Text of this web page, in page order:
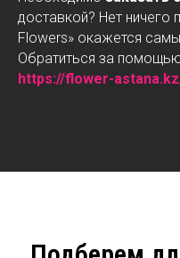
доставкой? Нет ничего
Flowers» окажется
Обратиться за
https://flower-